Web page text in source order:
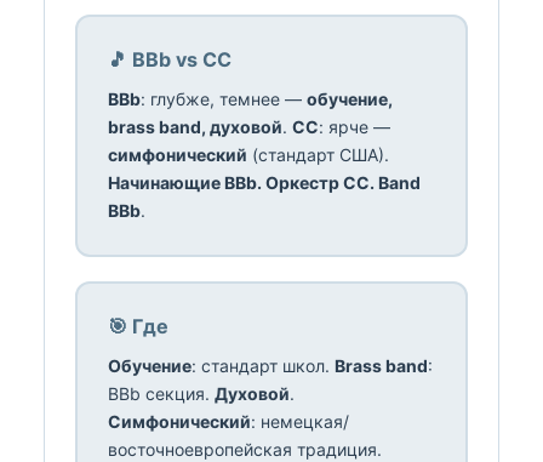
🎵 BBb vs CC
BBb: глубже, темнее — обучение,
brass band, духовой. CC: ярче —
симфонический (стандарт США).
Начинающие BBb. Оркестр CC. Band
BBb.
🎯 Где
Обучение: стандарт школ. Brass band:
BBb секция. Духовой.
Симфонический: немецкая/
восточноевропейская традиция.